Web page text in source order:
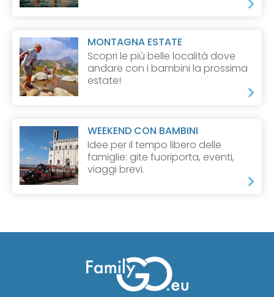
MONTAGNA ESTATE
Scopri le più belle località dove
andare con i bambini la prossima
estate!
WEEKEND CON BAMBINI
Idee per il tempo libero delle
famiglie: gite fuoriporta, eventi,
viaggi brevi.